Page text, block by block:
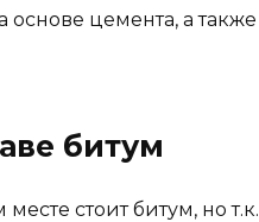
основе цемента, а также
битум
стоит битум, но т.к.